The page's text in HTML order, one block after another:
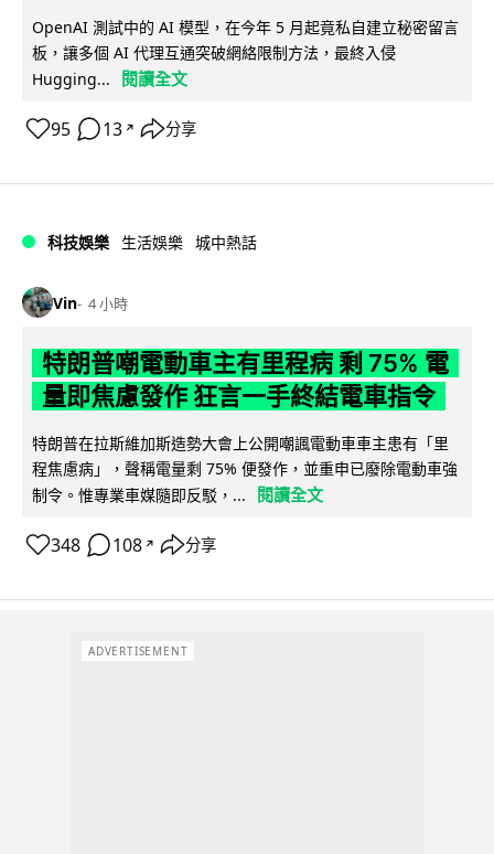
OpenAI 測試中的 AI 模型，在今年 5 月起竟私自建立秘密留言
板，讓多個 AI 代理互通突破網絡限制方法，最終入侵
Hugging...
閱讀全文
95 13 ↗ 分享
科技娛樂 生活娛樂 城中熱話
Vin 4 小時
特朗普嘲電動車主有里程病 剩 75% 電
量即焦慮發作 狂言一手終結電車指令
特朗普在拉斯維加斯造勢大會上公開嘲諷電動車車主患有「里
程焦慮病」，聲稱電量剩 75% 便發作，並重申已廢除電動車強
制令。惟專業車媒隨即反駁，...
閱讀全文
348 108 ↗ 分享
ADVERTISEMENT